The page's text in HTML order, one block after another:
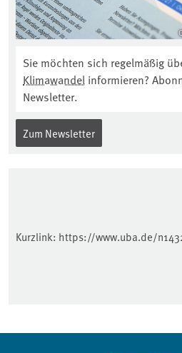
Sie möchten sich regelmäßig
Klimawandel informieren?
Newsletter.
Zum Newsletter
Kurzlink: https://www.uba.de/